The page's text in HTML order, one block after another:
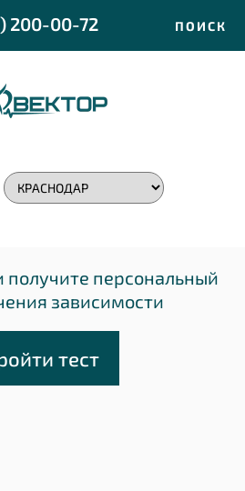
200-00-72 ПОИСК
получите персональный
зависимости
тест